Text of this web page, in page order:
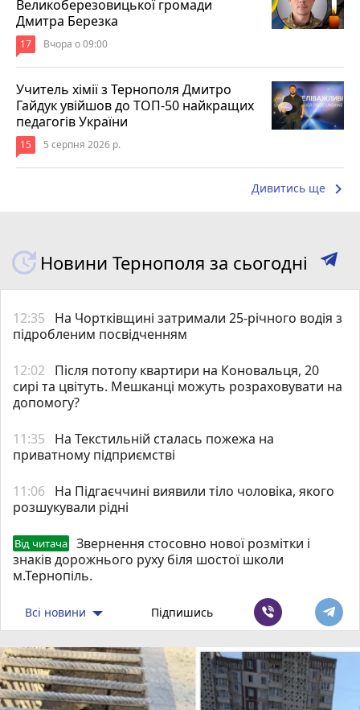
Великоберезовицької громади
Дмитра Березка
17 Вчора о 09:00
Учитель хімії з Тернополя Дмитро
Гайдук увійшов до ТОП-50 найкращих
педагогів України
15 5 серпня 2026 р.
Дивитись ще keyboard_arrow_right
Новини Тернополя за сьогодні
12:35
На Чортківщині затримали 25-річного водія з
підробленим посвідченням
12:02
Після потопу квартири на Коновальця, 20
сирі та цвітуть. Мешканці можуть розраховувати на
допомогу?
11:35
На Текстильній сталась пожежа на
приватному підприємстві
11:06 На Підгаєччині виявили тіло чоловіка, якого
розшукували рідні
Від читача
Звернення стосовно нової розмітки і
знаків дорожнього руху біля шостої школи
м.Тернопіль.
Всі новини Підпишись